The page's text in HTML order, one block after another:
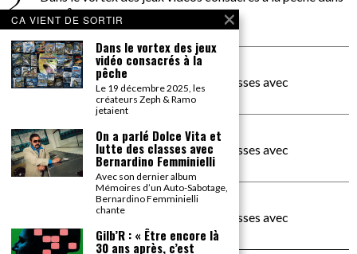
PACÔME THIELLEMENT
La séance d’Hip Gnose
La Patrie
dans
On a parlé Dolce Vita et lutte des classes avec
Bernardino Femminielli
carte noire negra à l'o tiededans
On a parlé Dolce Vita et lutte des classes avec
Bernardino Femminielli
moise et son mascarédans
On a parlé Dolce Vita et lutte des classes avec
Bernardino Femminielli
CA VIENT DE SORTIR
Dans le vortex des jeux
vidéo consacrés à la
pêche
Le 19 décembre 2025, les
créateurs Zeph & Ramo
jetaient
On a parlé Dolce Vita et
lutte des classes avec
Bernardino Femminielli
Avec son dernier album
Mémoires d’un Auto-Sabotage,
Bernardino Femminielli
chante
Gilb’R : « Être encore là
30 ans après, c’est